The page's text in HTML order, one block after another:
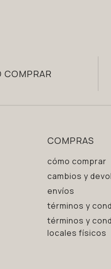
COMPRAR
COMPRAS
cómo comprar
cambios y
envíos
términos y
términos y
locales físicos